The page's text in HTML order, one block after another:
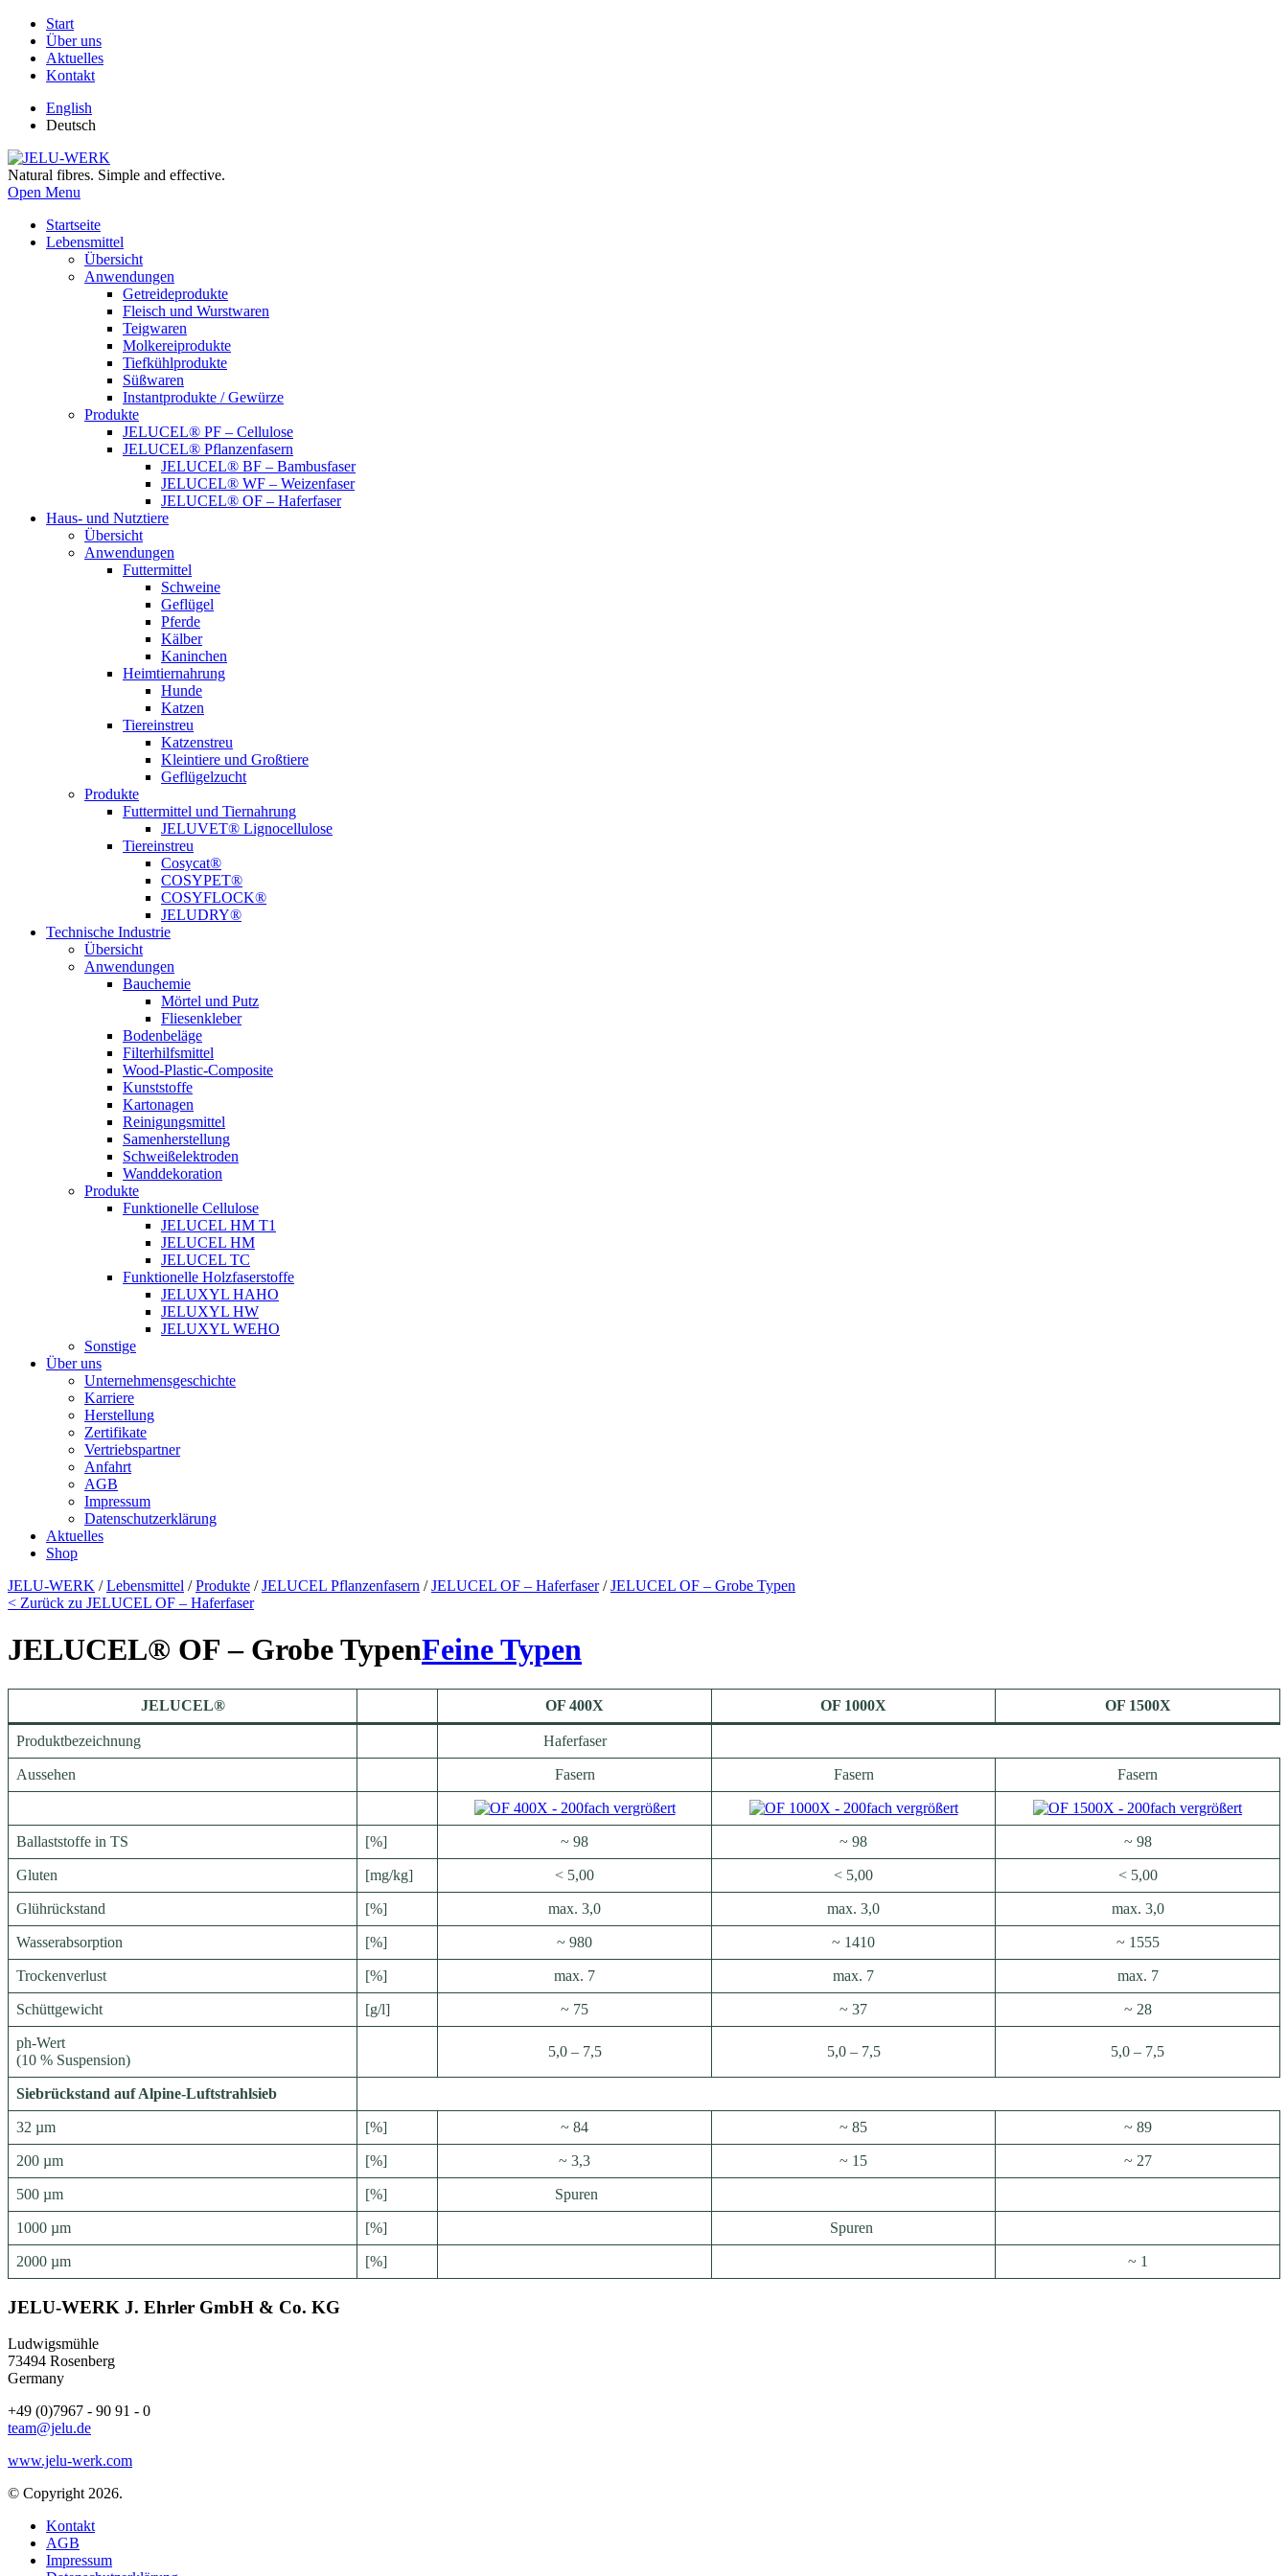
Start
Über uns
Aktuelles
Kontakt
English
Deutsch
Natural fibres. Simple and effective.
Open Menu
Startseite
Lebensmittel
Übersicht
Anwendungen
Getreideprodukte
Fleisch und Wurstwaren
Teigwaren
Molkereiprodukte
Tiefkühlprodukte
Süßwaren
Instantprodukte / Gewürze
Produkte
JELUCEL® PF – Cellulose
JELUCEL® Pflanzenfasern
JELUCEL® BF – Bambusfaser
JELUCEL® WF – Weizenfaser
JELUCEL® OF – Haferfaser
Haus- und Nutztiere
Übersicht
Anwendungen
Futtermittel
Schweine
Geflügel
Pferde
Kälber
Kaninchen
Heimtiernahrung
Hunde
Katzen
Tiereinstreu
Katzenstreu
Kleintiere und Großtiere
Geflügelzucht
Produkte
Futtermittel und Tiernahrung
JELUVET® Lignocellulose
Tiereinstreu
Cosycat®
COSYPET®
COSYFLOCK®
JELUDRY®
Technische Industrie
Übersicht
Anwendungen
Bauchemie
Mörtel und Putz
Fliesenkleber
Bodenbeläge
Filterhilfsmittel
Wood-Plastic-Composite
Kunststoffe
Kartonagen
Reinigungsmittel
Samenherstellung
Schweißelektroden
Wanddekoration
Produkte
Funktionelle Cellulose
JELUCEL HM T1
JELUCEL HM
JELUCEL TC
Funktionelle Holzfaserstoffe
JELUXYL HAHO
JELUXYL HW
JELUXYL WEHO
Sonstige
Über uns
Unternehmensgeschichte
Karriere
Herstellung
Zertifikate
Vertriebspartner
Anfahrt
AGB
Impressum
Datenschutzerklärung
Aktuelles
Shop
JELU-WERK /Lebensmittel /Produkte /JELUCEL Pflanzenfasern /JELUCEL OF – Haferfaser/JELUCEL OF – Grobe Typen
< Zurück zu JELUCEL OF – Haferfaser
JELUCEL® OF – Grobe TypenFeine Typen
JELUCEL® OF 400X OF 1000X OF 1500X
Produktbezeichnung Haferfaser
Aussehen Fasern Fasern Fasern
Ballaststoffe in TS [%] ~ 98 ~ 98 ~ 98
Gluten [mg/kg] < 5,00 < 5,00 < 5,00
Glührückstand [%] max. 3,0 max. 3,0 max. 3,0
Wasserabsorption [%] ~ 980 ~ 1410 ~ 1555
Trockenverlust [%] max. 7 max. 7 max. 7
Schüttgewicht [g/l] ~ 75 ~ 37 ~ 28
ph-Wert
(10 % Suspension)
5,0 – 7,5 5,0 – 7,5 5,0 – 7,5
Siebrückstand auf Alpine-Luftstrahlsieb
32 µm [%] ~ 84 ~ 85 ~ 89
200 µm [%] ~ 3,3 ~ 15 ~ 27
500 µm [%] Spuren
1000 µm [%] Spuren
2000 µm [%] ~ 1
JELU-WERK J. Ehrler GmbH & Co. KG
Ludwigsmühle
73494 Rosenberg
Germany
+49 (0)7967 - 90 91 - 0
team@jelu.de
www.jelu-werk.com
© Copyright 2026.
Kontakt
AGB
Impressum